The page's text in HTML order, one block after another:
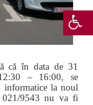
că în data de 31
– 16:00, se
informatice la noul
021/9543 nu va fi